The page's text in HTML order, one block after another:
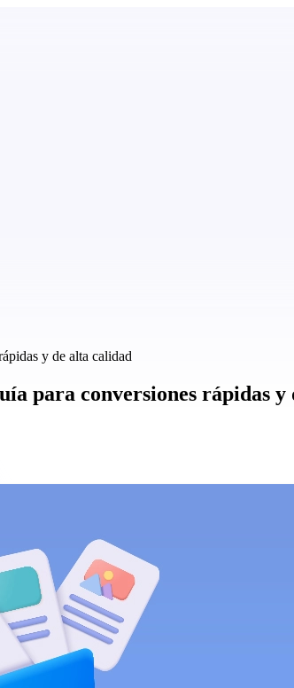
y de alta calidad
para conversiones rápidas y